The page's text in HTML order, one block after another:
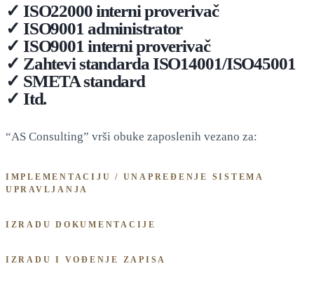
✓ ISO22000 interni proverivač
✓ ISO9001 administrator
✓ ISO9001 interni proverivač
✓ Zahtevi standarda ISO14001/ISO45001
✓ SMETA standard
✓ Itd.
“AS Consulting” vrši obuke zaposlenih vezano za:
IMPLEMENTACIJU / UNAPREĐENJE SISTEMA
UPRAVLJANJA
IZRADU DOKUMENTACIJE
IZRADU I VOĐENJE ZAPISA